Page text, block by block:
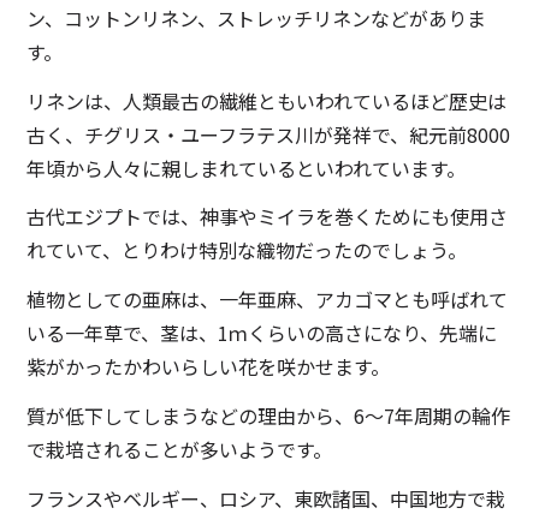
ン、コットンリネン、ストレッチリネンなどがありま
す。
リネンは、人類最古の繊維ともいわれているほど歴史は
古く、チグリス・ユーフラテス川が発祥で、紀元前8000
年頃から人々に親しまれているといわれています。
古代エジプトでは、神事やミイラを巻くためにも使用さ
れていて、とりわけ特別な織物だったのでしょう。
植物としての亜麻は、一年亜麻、アカゴマとも呼ばれて
いる一年草で、茎は、1ｍくらいの高さになり、先端に
紫がかったかわいらしい花を咲かせます。
質が低下してしまうなどの理由から、6～7年周期の輪作
で栽培されることが多いようです。
フランスやベルギー、ロシア、東欧諸国、中国地方で栽